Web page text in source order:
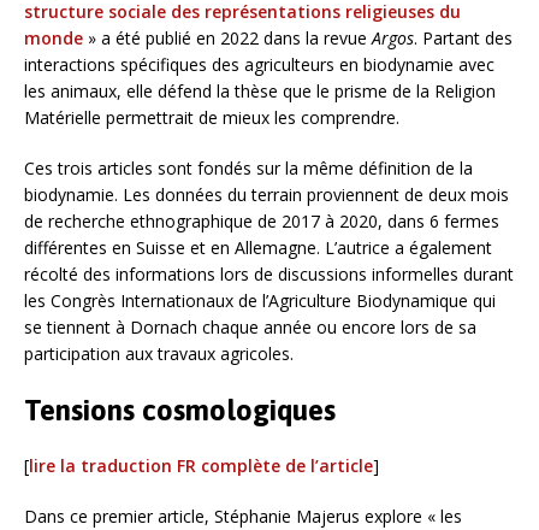
structure sociale des représentations religieuses du
monde » a été publié en 2022 dans la revue Argos. Partant des
interactions spécifiques des agriculteurs en biodynamie avec
les animaux, elle défend la thèse que le prisme de la Religion
Matérielle permettrait de mieux les comprendre.
Ces trois articles sont fondés sur la même définition de la
biodynamie. Les données du terrain proviennent de deux mois
de recherche ethnographique de 2017 à 2020, dans 6 fermes
différentes en Suisse et en Allemagne. L’autrice a également
récolté des informations lors de discussions informelles durant
les Congrès Internationaux de l’Agriculture Biodynamique qui
se tiennent à Dornach chaque année ou encore lors de sa
participation aux travaux agricoles.
Tensions cosmologiques
[lire la traduction FR complète de l’article]
Dans ce premier article, Stéphanie Majerus explore « les